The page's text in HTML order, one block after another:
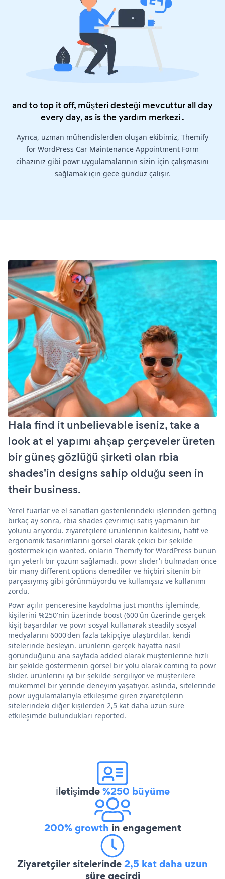
and to top it off, müşteri desteği mevcuttur all day
every day, as is theyardım merkezi.
Ayrıca, uzman mühendislerden oluşan ekibimiz, Themify
for WordPress Car Maintenance Appointment Form
cihazınız gibi powr uygulamalarının sizin için çalışmasını
sağlamak için gece gündüz çalışır.
Hala find it unbelievable iseniz, take a
look at el yapımı ahşap çerçeveler üreten
bir güneş gözlüğü şirketi olan rbia
shades'in designs sahip olduğu seen in
their business.
Yerel fuarlar ve el sanatları gösterilerindeki işlerinden getting
birkaç ay sonra, rbia shades çevrimiçi satış yapmanın bir
yolunu arıyordu. ziyaretçilere ürünlerinin kalitesini, hafif ve
ergonomik tasarımlarını görsel olarak çekici bir şekilde
göstermek için wanted. onların Themify for WordPress bunun
için yeterli bir çözüm sağlamadı. powr slider'ı bulmadan önce
bir many different options denediler ve hiçbiri sitenin bir
parçasıymış gibi görünmüyordu ve kullanışsız ve kullanımı
zordu.
Powr açılır penceresine kaydolma just months işleminde,
kişilerini %250'nin üzerinde boost (600'ün üzerinde gerçek
kişi) başardılar ve powr sosyal kullanarak steadily sosyal
medyalarını 6000'den fazla takipçiye ulaştırdılar. kendi
sitelerinde besleyin. ürünlerin gerçek hayatta nasıl
göründüğünü ana sayfada added olarak müşterilerine hızlı
bir şekilde göstermenin görsel bir yolu olarak coming to powr
slider. ürünlerini iyi bir şekilde sergiliyor ve müşterilere
mükemmel bir yerinde deneyim yaşatıyor. aslında, sitelerinde
powr uygulamalarıyla etkileşime giren ziyaretçilerin
sitelerindeki diğer kişilerden 2,5 kat daha uzun süre
etkileşimde bulundukları reported.
İletişimde%250 büyüme
200% growth in engagement
Ziyaretçiler sitelerinde2,5 kat daha uzun
süre geçirdi